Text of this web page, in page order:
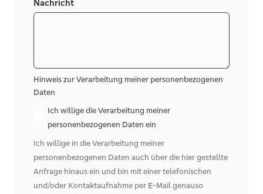
Nachricht
Hinweis zur Verarbeitung meiner personenbezogenen
Daten
Ich willige die Verarbeitung meiner
personenbezogenen Daten ein
Ich willige in die Verarbeitung meiner
personenbezogenen Daten auch über die hier gestellte
Anfrage hinaus ein und bin mit einer telefonischen
und/oder Kontaktaufnahme per E-Mail genauso